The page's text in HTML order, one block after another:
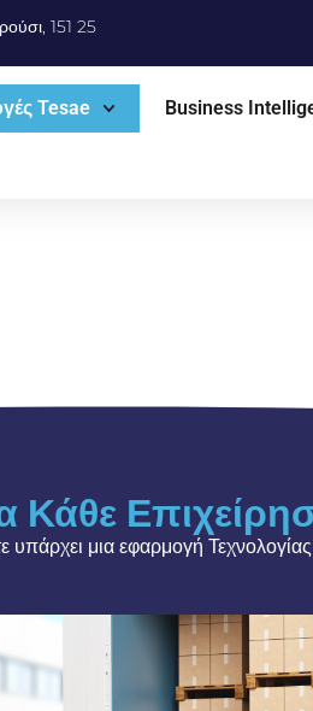
151 25
Tesae Business
Κάθε
υπάρχει μια εφαρμογή Τεχνολογίας